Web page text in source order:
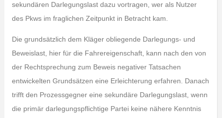
sekundären Darlegungslast dazu vortragen, wer als Nutzer
des Pkws im fraglichen Zeitpunkt in Betracht kam.
Die grundsätzlich dem Kläger obliegende Darlegungs- und
Beweislast, hier für die Fahrereigenschaft, kann nach den von
der Rechtsprechung zum Beweis negativer Tatsachen
entwickelten Grundsätzen eine Erleichterung erfahren. Danach
trifft den Prozessgegner eine sekundäre Darlegungslast, wenn
die primär darlegungspflichtige Partei keine nähere Kenntnis